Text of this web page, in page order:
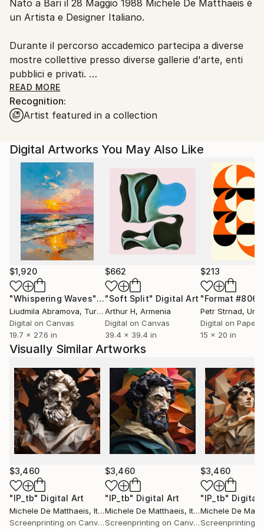
Italy.
Customs:
country's regulations for exporting valuable
artworks.
Nato a Bari il 28 Maggio 1988 Michele De Matthaeis è
un Artista e Designer Italiano.
Durante il percorso accademico partecipa a diverse
mostre collettive presso diverse gallerie d'arte, enti
pubblici e privati.
Dal 2009 inizia le sue ricerche sul mondo
microscopico, tema di grande ispirazione ancora
Nel 2010 si trasferisce a Milano dove studia Product
Design presso lo IED.
Durante gli studi si concentra sulla ricerca di varie
forme di espressione e tecniche artistiche innovative.
Finiti gli studi nel 2013 inizia a collaborare in diversi
studi di architettura e aziende di design portando
avanti la produzione di opere d'arte tra scultura,
stampe d'arte e dipinti.
​
Installazioni, interventi ambientali, performance,
sculture, fotografie e qualsiasi altro tipo di
espressione può cambiare il modo di vedere le cose;
Si può mescolare il modo tradizionale, "normale" di
vedere il mondo, con una rappresentazione più
astratta, asettica e precisa.
Forme che galleggiano nello spazio evocano
sensazioni fuori dal tempo, ma chiare e ben definite in
un dato luogo.
Forme di un altro tipo, di un altro mondo, che mirano
ad ampliare la percezione tipica e quotidiana, ad
READ MORE
Recognition:
Artist featured in a collection
Digital Artworks You May Also Like
$1,920
"Whispering Waves"Digital Art
Liudmila Abramova, Turkey
Digital on Canvas
19.7 x 27.6 in
$662
"Soft Split" Digital Art
Arthur H, Armenia
Digital on Canvas
39.4 x 39.4 in
$213
"Format #806"
Petr Strnad,
Digital on Paper
15 x 20 in
Visually Similar Artworks
$3,460
"lP_tb" Digital Art
Michele De Matthaeis, Italy
Screenprinting on Canvas
$3,460
"lP_tb" Digital Art
Michele De Matthaeis, Italy
Screenprinting on Canvas
$3,460
"lP_tb" Digital
Michele De